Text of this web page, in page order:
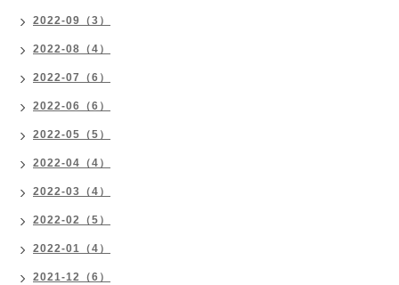
2022-09（3）
2022-08（4）
2022-07（6）
2022-06（6）
2022-05（5）
2022-04（4）
2022-03（4）
2022-02（5）
2022-01（4）
2021-12（6）